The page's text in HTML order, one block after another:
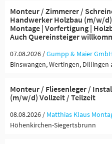
Monteur / Zimmerer /
Handwerker Holzbau (m/w/d)
Montage | Vorfertigung |
Auch Quereinsteiger
07.08.2026 /Gumpp & Maier GmbH
Binswangen, Wertingen, Dillingen
Monteur / Fliesenleger /
(m/w/d) Vollzeit / Teilzeit
08.08.2026 / Matthias Klaus
Höhenkirchen-Siegertsbrunn